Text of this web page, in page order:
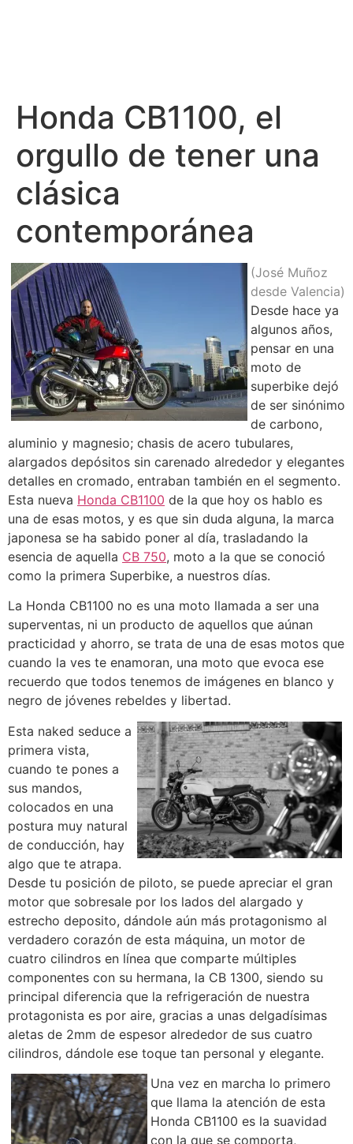
Honda CB1100, el
orgullo de tener una
clásica
contemporánea
(José Muñoz
desde Valencia)
Desde hace ya
algunos años,
pensar en una
moto de
superbike dejó
de ser sinónimo
de carbono,
aluminio y magnesio; chasis de acero tubulares,
alargados depósitos sin carenado alrededor y elegantes
detalles en cromado, entraban también en el segmento.
Esta nueva Honda CB1100 de la que hoy os hablo es
una de esas motos, y es que sin duda alguna, la marca
japonesa se ha sabido poner al día, trasladando la
esencia de aquella CB 750, moto a la que se conoció
como la primera Superbike, a nuestros días.
La Honda CB1100 no es una moto llamada a ser una
superventas, ni un producto de aquellos que aúnan
practicidad y ahorro, se trata de una de esas motos que
cuando la ves te enamoran, una moto que evoca ese
recuerdo que todos tenemos de imágenes en blanco y
negro de jóvenes rebeldes y libertad.
Esta naked seduce a
primera vista,
cuando te pones a
sus mandos,
colocados en una
postura muy natural
de conducción, hay
algo que te atrapa.
Desde tu posición de piloto, se puede apreciar el gran
motor que sobresale por los lados del alargado y
estrecho deposito, dándole aún más protagonismo al
verdadero corazón de esta máquina, un motor de
cuatro cilindros en línea que comparte múltiples
componentes con su hermana, la CB 1300, siendo su
principal diferencia que la refrigeración de nuestra
protagonista es por aire, gracias a unas delgadísimas
aletas de 2mm de espesor alrededor de sus cuatro
cilindros, dándole ese toque tan personal y elegante.
Una vez en marcha lo primero
que llama la atención de esta
Honda CB1100 es la suavidad
con la que se comporta,